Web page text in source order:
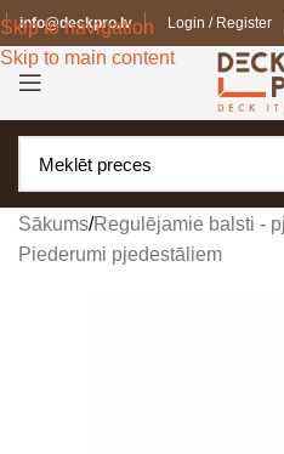
Skip to navigation
Skip to main content
info@deckpro.lv Login / Register
Sākums/Regulējamie balsti -
Piederumi pjedestāliem